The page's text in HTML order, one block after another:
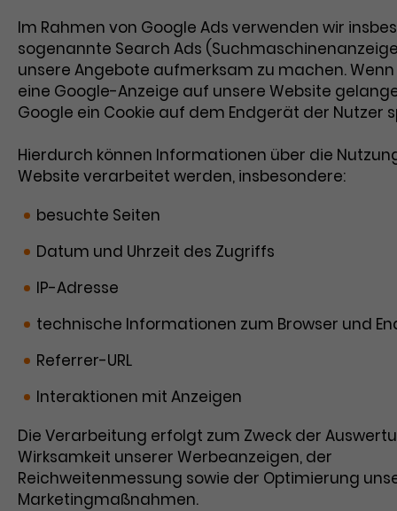
Im Rahmen von Google Ads verwenden wir
sogenannte Search Ads
unsere Angebote aufmerksam zu machen.
eine Google-Anzeige auf unsere Website
Google ein Cookie auf dem Endgerät der Nutzer
Hierdurch können Informationen über die
Website verarbeitet werden, insbesondere:
besuchte Seiten
Datum und Uhrzeit des Zugriffs
IP-Adresse
technische Informationen zum Browser und
Referrer-URL
Interaktionen mit Anzeigen
Die Verarbeitung erfolgt zum Zweck der
Wirksamkeit unserer Werbeanzeigen, der
Reichweitenmessung sowie der Optimierung
Marketingmaßnahmen.